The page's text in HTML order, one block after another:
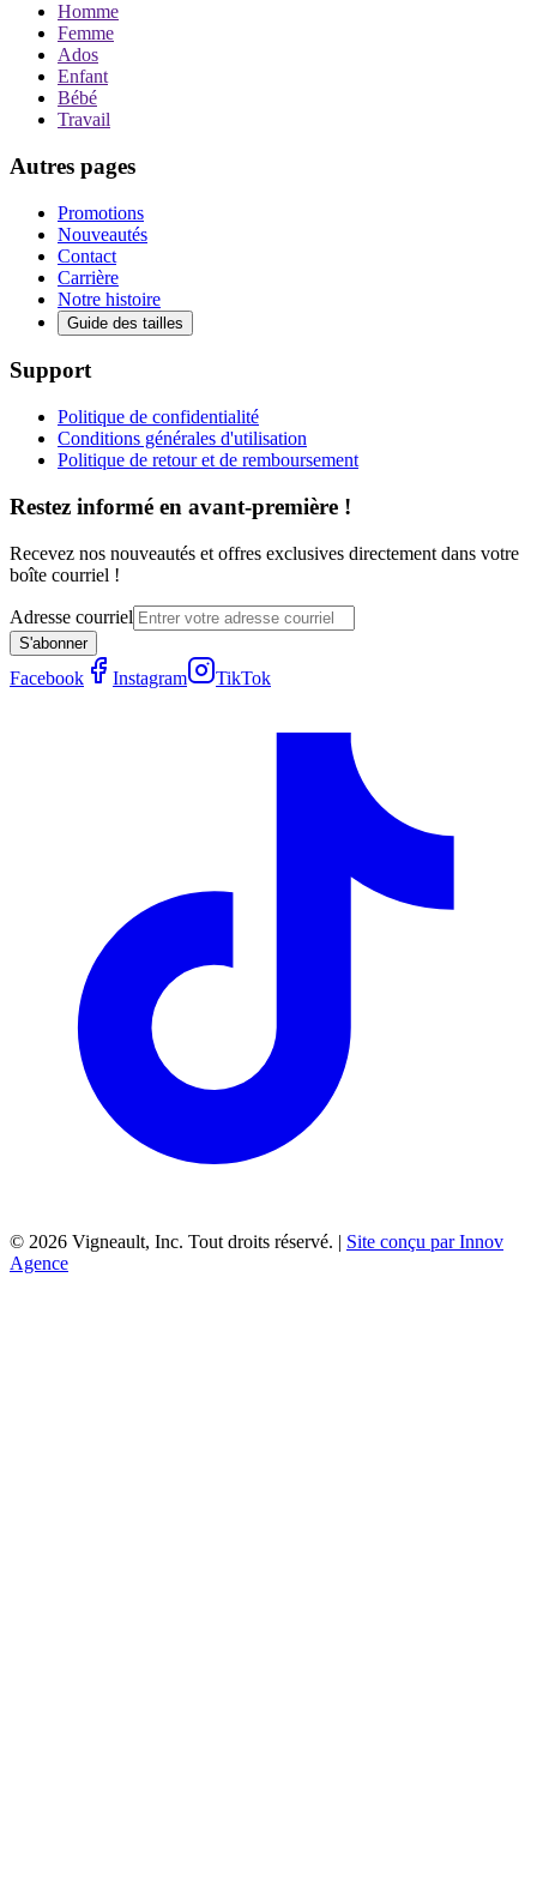
Homme
Femme
Ados
Enfant
Bébé
Travail
Autres pages
Promotions
Nouveautés
Contact
Carrière
Notre histoire
Guide des tailles
Support
Politique de confidentialité
Conditions générales d'utilisation
Politique de retour et de remboursement
Restez informé en avant-première !
Recevez nos nouveautés et offres exclusives directement dans votre
boîte courriel !
Adresse courriel
S'abonner
Facebook Instagram TikTok
© 2026 Vigneault, Inc. Tout droits réservé. | Site conçu par Innov
Agence